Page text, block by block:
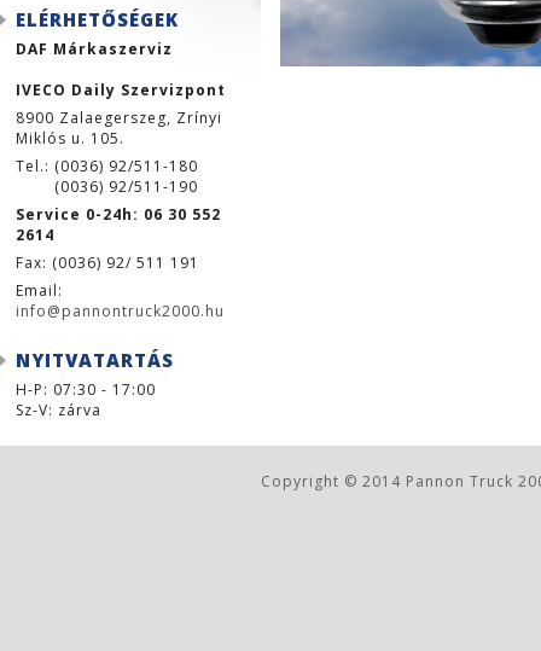
ELÉRHETŐSÉGEK
DAF Márkaszerviz
IVECO Daily Szervizpont
8900 Zalaegerszeg, Zrínyi
Miklós u. 105.
Tel.: (0036) 92/511-180
(0036) 92/511-190
Service 0-24h: 06 30 552
2614
Fax: (0036) 92/ 511 191
Email:
info@pannontruck2000.hu
NYITVATARTÁS
H-P: 07:30 - 17:00
Sz-V: zárva
Copyright © 2014 Pannon Truck